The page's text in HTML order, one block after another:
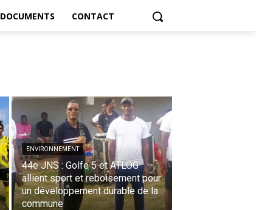
DOCUMENTS CONTACT
ENVIRONNEMENT
44e JNS : Golfe 5 et ATLOG
allient sport et reboisement pour
un développement durable de la
commune